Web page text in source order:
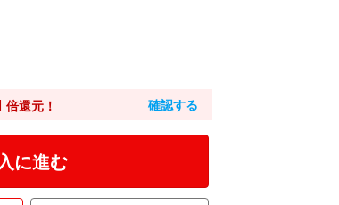
倍還元！ 確認する
に進む